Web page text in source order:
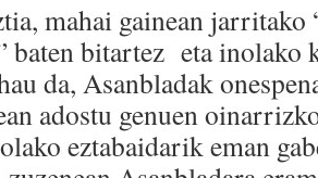
mahai gainean jarritako
baten bitartez eta inolako
da, Asanbladak
adostu genuen
eztabaidarik eman